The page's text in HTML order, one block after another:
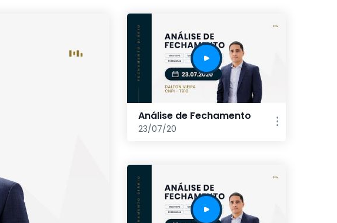
Análise de Fechamento
23/07/20